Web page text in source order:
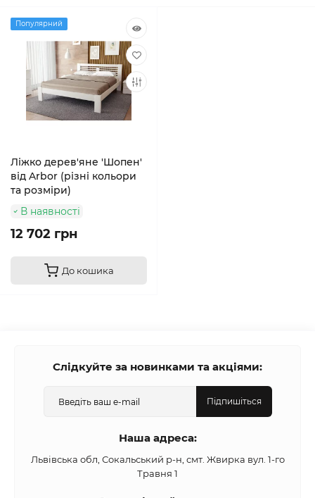
Популярний
Ліжко дерев'яне 'Шопен'
від Arbor (різні кольори
та розміри)
В наявності
12 702 грн
До кошика
Слідкуйте за новинками та акціями:
Підпишіться
Наша адреса:
Львівська обл, Сокальський р-н, смт. Жвирка вул. 1-го
Травня 1